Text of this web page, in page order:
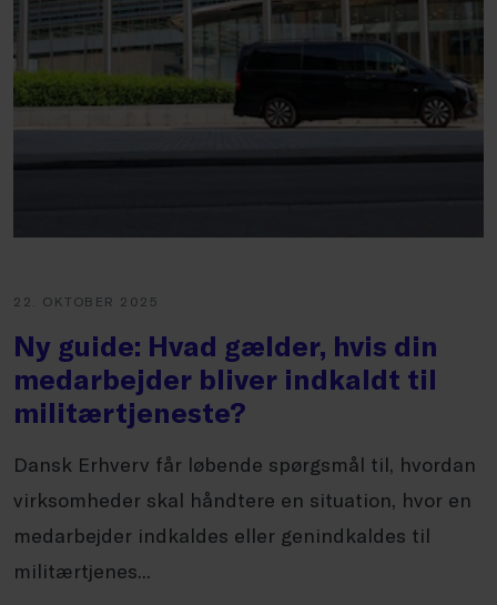
22. OKTOBER 2025
Ny guide: Hvad gælder, hvis din
medarbejder bliver indkaldt til
militærtjeneste?
Dansk Erhverv får løbende spørgsmål til, hvordan
virksomheder skal håndtere en situation, hvor en
medarbejder indkaldes eller genindkaldes til
militærtjenes...